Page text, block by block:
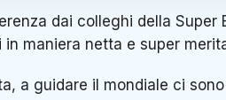
dai colleghi della Super
maniera netta e super
a guidare il mondiale ci